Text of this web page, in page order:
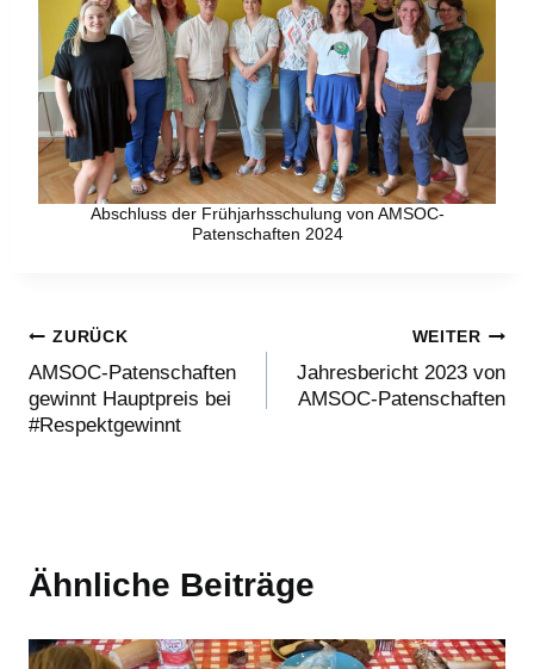
Abschluss der Frühjarhsschulung von AMSOC-
Patenschaften 2024
Beitragsnavigation
ZURÜCK
AMSOC-Patenschaften
gewinnt Hauptpreis bei
#Respektgewinnt
WEITER
Jahresbericht 2023 von
AMSOC-Patenschaften
Ähnliche Beiträge